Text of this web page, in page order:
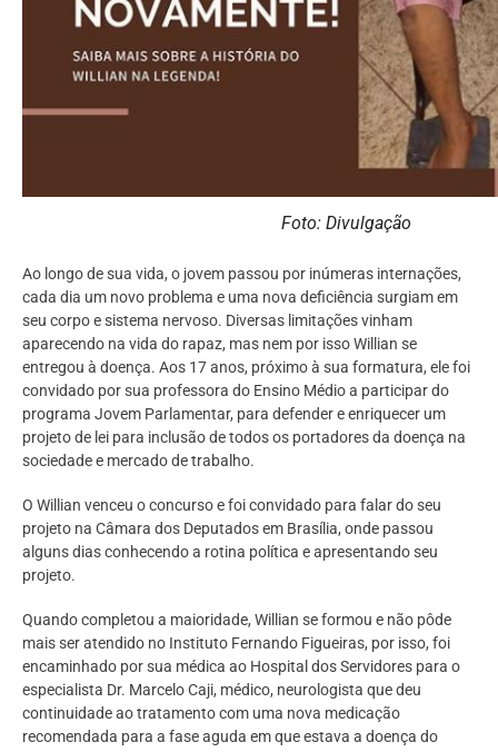
Foto: Divulgação
Ao longo de sua vida, o jovem passou por inúmeras internações,
cada dia um novo problema e uma nova deficiência surgiam em
seu corpo e sistema nervoso. Diversas limitações vinham
aparecendo na vida do rapaz, mas nem por isso Willian se
entregou à doença. Aos 17 anos, próximo à sua formatura, ele foi
convidado por sua professora do Ensino Médio a participar do
programa Jovem Parlamentar, para defender e enriquecer um
projeto de lei para inclusão de todos os portadores da doença na
sociedade e mercado de trabalho.
O Willian venceu o concurso e foi convidado para falar do seu
projeto na Câmara dos Deputados em Brasília, onde passou
alguns dias conhecendo a rotina política e apresentando seu
projeto.
Quando completou a maioridade, Willian se formou e não pôde
mais ser atendido no Instituto Fernando Figueiras, por isso, foi
encaminhado por sua médica ao Hospital dos Servidores para o
especialista Dr. Marcelo Caji, médico, neurologista que deu
continuidade ao tratamento com uma nova medicação
recomendada para a fase aguda em que estava a doença do